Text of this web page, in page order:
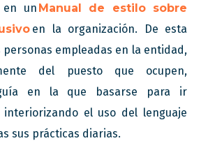
en un Manual de estilo sobre
en la organización. De esta
empleadas en la entidad,
del puesto que ocupen,
en la que basarse para ir
el uso del lenguaje
sus prácticas diarias.